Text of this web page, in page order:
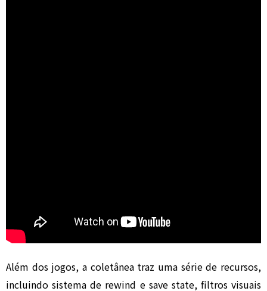
Além dos jogos, a coletânea traz uma série de recursos,
incluindo sistema de rewind e save state, filtros visuais